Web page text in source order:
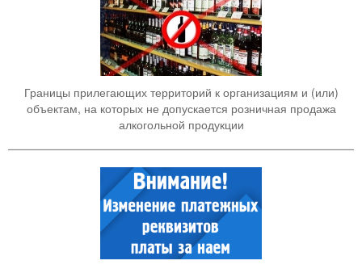
Границы прилегающих территорий к организациям и (или)
объектам, на которых не допускается розничная продажа
алкогольной продукции